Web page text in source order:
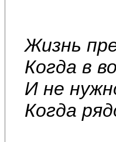
Жизнь
Когда в
И не
Когда